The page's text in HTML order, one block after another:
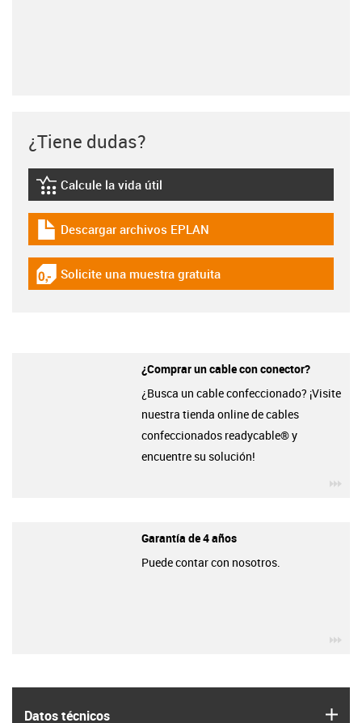
Datos técnicos
¿Tiene dudas?
igus-icon-lebensdauerrechner
Calcule la vida útil
igus-icon-download-plan
Descargar archivos EPLAN
igus-icon-gratismuster
Solicite una muestra gratuita
¿Comprar un cable con conector?
¿Busca un cable confeccionado? ¡Visite
nuestra tienda online de cables
confeccionados readycable® y
encuentre su solución!
Garantía de 4 años
Puede contar con nosotros.